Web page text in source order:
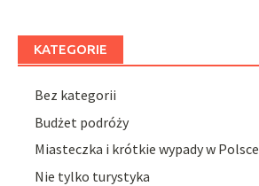
KATEGORIE
Bez kategorii
Budżet podróży
Miasteczka i krótkie wypady w Polsce
Nie tylko turystyka